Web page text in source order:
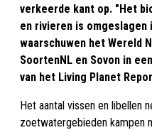
verkeerde kant op. "Het
en rivieren is omgeslagen
waarschuwen het Wereld
SoortenNL en Sovon in
van het Living Planet
Het aantal vissen en libellen
zoetwatergebieden kampen